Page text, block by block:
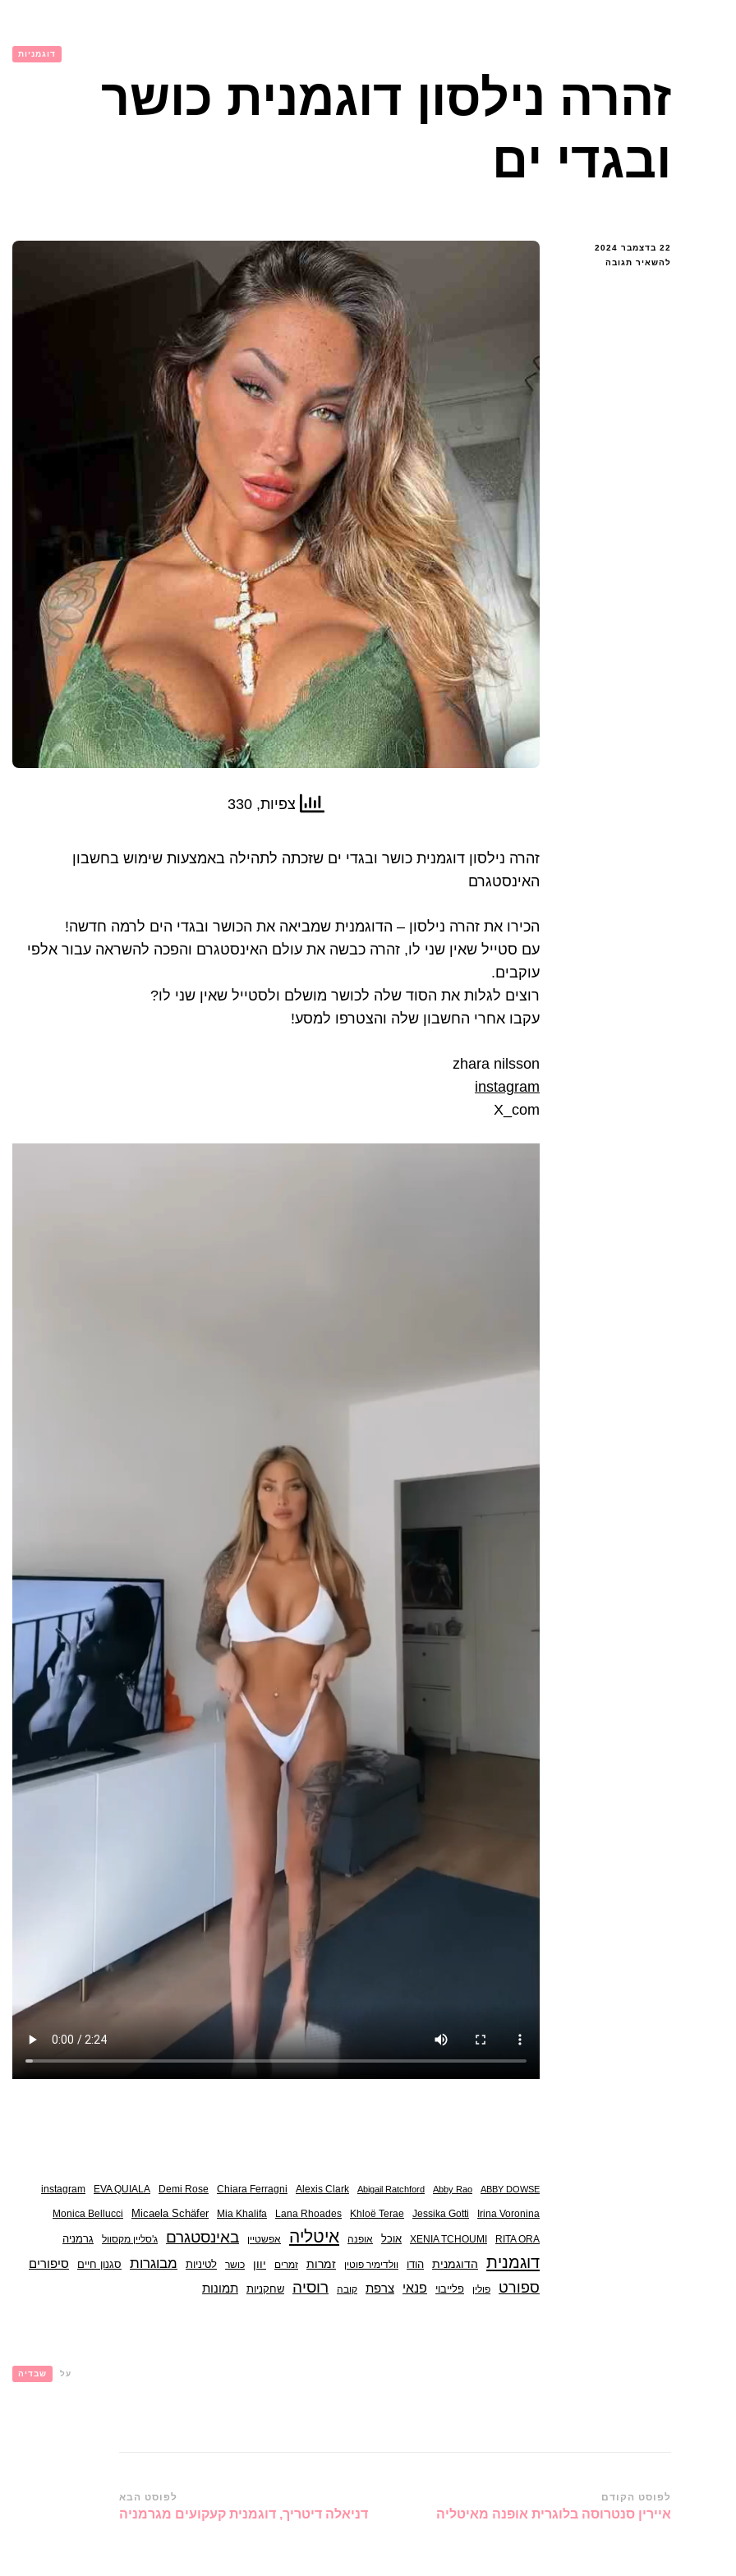
דוגמניות
זהרה נילסון דוגמנית כושר
ובגדי ים
22 בדצמבר 2024
להשאיר תגובהבנושא
צפיות, 330
זהרה נילסון דוגמנית כושר ובגדי ים שזכתה לתהילה באמצעות שימוש בחשבון
האינסטגרם
הכירו את זהרה נילסון – הדוגמנית שמביאה את הכושר ובגדי הים לרמה חדשה!
עם סטייל שאין שני לו, זהרה כבשה את עולם האינסטגרם והפכה להשראה עבור אלפי
עוקבים.
רוצים לגלות את הסוד שלה לכושר מושלם ולסטייל שאין שני לו?
עקבו אחרי החשבון שלה והצטרפו למסע!
zhara nilsson
instagram
X_com
ABBY DOWSE
Abby Rao
Abigail Ratchford
Alexis Clark
Chiara Ferragni
Demi Rose
EVA QUIALA
instagram
Irina Voronina
Jessika Gotti
Khloë Terae
Lana Rhoades
Mia Khalifa
Micaela Schäfer
Monica Bellucci
RITA ORA
XENIA TCHOUMI אוכל אופנה איטליה אפשטיין באינסטגרם ג'סליין מקסוול גרמניה
דוגמנית הדוגמנית הודו וולדימיר פוטין זמרות זמרים יוון כושר לטיניות מבוגרות סגנון חיים סיפורים
ספורט פולין פלייבוי פנאי צרפת קובה רוסיה שחקניות תמונות
על שבדיה
ניווט
ברשומות
לפוסט הקודם
איירין סנטרוסה בלוגרית אופנה מאיטליה
לפוסט הבא
דניאלה דיטריך, דוגמנית קעקועים מגרמניה